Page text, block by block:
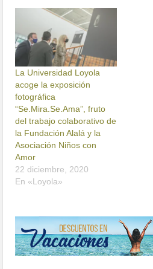
La Universidad Loyola
acoge la exposición
fotográfica
“Se.Mira.Se.Ama”, fruto
del trabajo colaborativo de
la Fundación Alalá y la
Asociación Niños con
Amor
22 diciembre, 2020
En «Loyola»